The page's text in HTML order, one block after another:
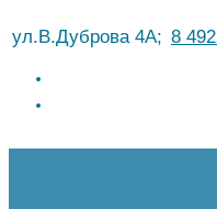
кул.В.Дуброва 4А; 8